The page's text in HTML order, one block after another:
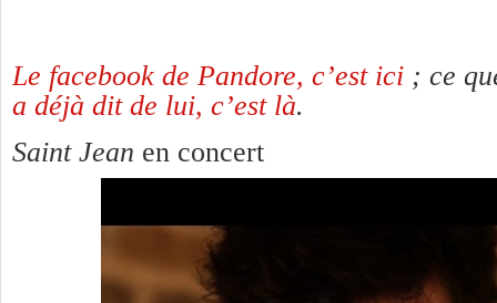
Le facebook de Pandore, c’est ici ; ce
a déjà dit de lui, c’est là.
Saint Jean en concert